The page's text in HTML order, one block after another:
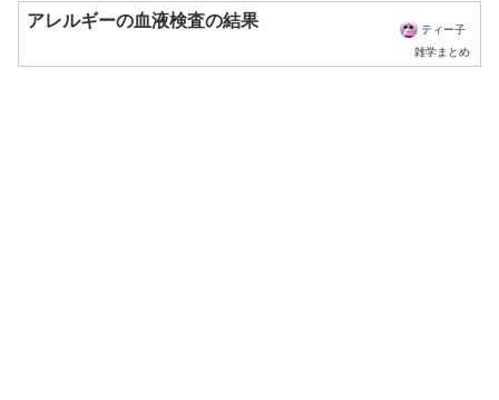
アレルギーの血液検査の結果
ティー子
雑学まとめ